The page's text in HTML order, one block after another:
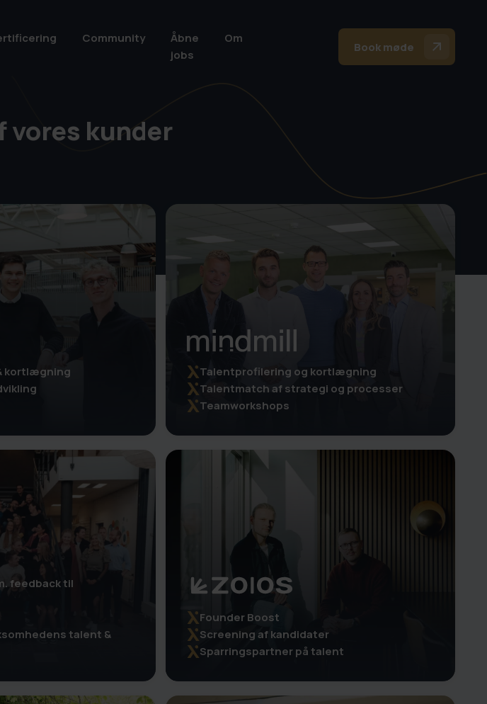
Community
Åbne
jobs
Om
Book møde
vores kunder
kortlægning
Talentprofilering og kortlægning
Talentmatch af strategi og processer
Teamworkshops
feedback til
talent &
Founder Boost
Screening af kandidater
Sparringspartner på talent